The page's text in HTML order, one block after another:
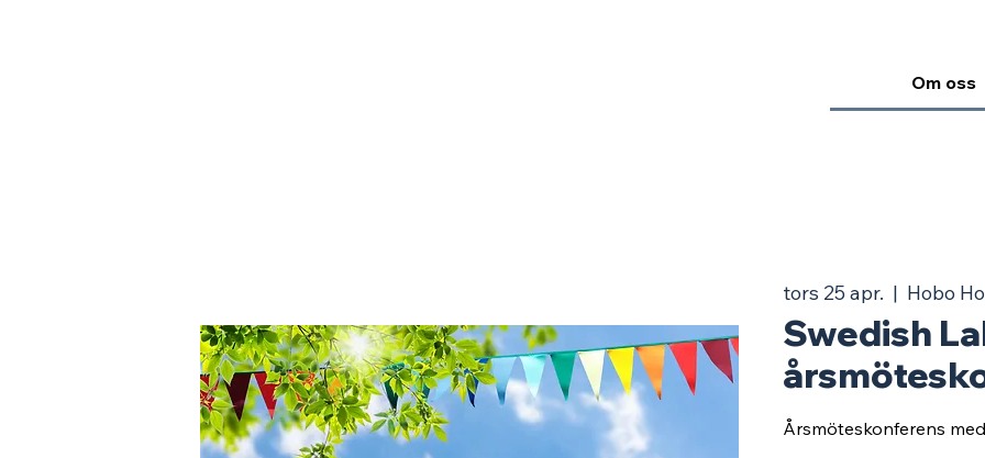
Om oss
tors 25 apr.
  |
Hobo
Swedish
Årsmöteskonferens